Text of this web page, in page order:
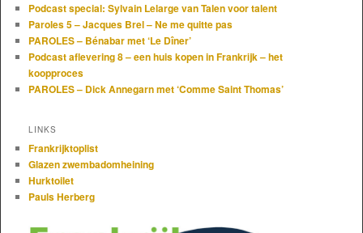
Podcast special: Sylvain Lelarge van Talen voor talent
Paroles 5 – Jacques Brel – Ne me quitte pas
PAROLES – Bénabar met ‘Le Dîner’
Podcast aflevering 8 – een huis kopen in Frankrijk – het
koopproces
PAROLES – Dick Annegarn met ‘Comme Saint Thomas’
LINKS
Frankrijktoplist
Glazen zwembadomheining
Hurktoilet
Pauls Herberg